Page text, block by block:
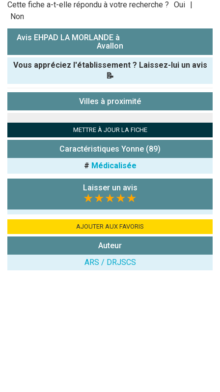
Cette fiche a-t-elle répondu à votre recherche ? Oui |
Non
Avis EHPAD LA MORLANDE à
Avallon
Vous appréciez l'établissement ? Laissez-lui un avis
📝
Note que vous souhaitez attribuer :
Combien font
chiffres) :
:
Villes à proximité
METTRE À JOUR LA FICHE
Caractéristiques Yonne (89)
# Médicalisée
Laisser un avis
★★★★★
AJOUTER AUX FAVORIS
Auteur
ARS / DRJSCS